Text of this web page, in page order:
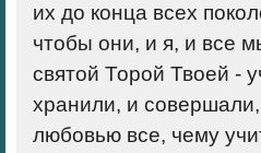
их до конца всех
чтобы они, и я, и все
святой Торой Твоей ‑
хранили, и
любовью все, чему